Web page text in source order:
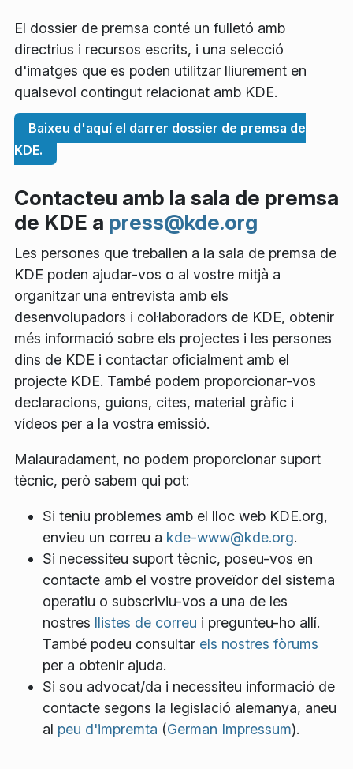
El dossier de premsa conté un fulletó amb
directrius i recursos escrits, i una selecció
d'imatges que es poden utilitzar lliurement en
qualsevol contingut relacionat amb KDE.
Baixeu d'aquí el darrer dossier de premsa de
KDE.
Contacteu amb la sala de premsa
de KDE a press@kde.org
Les persones que treballen a la sala de premsa de
KDE poden ajudar-vos o al vostre mitjà a
organitzar una entrevista amb els
desenvolupadors i col·laboradors de KDE, obtenir
més informació sobre els projectes i les persones
dins de KDE i contactar oficialment amb el
projecte KDE. També podem proporcionar-vos
declaracions, guions, cites, material gràfic i
vídeos per a la vostra emissió.
Malauradament, no podem proporcionar suport
tècnic, però sabem qui pot:
Si teniu problemes amb el lloc web KDE.org,
envieu un correu a kde-www@kde.org.
Si necessiteu suport tècnic, poseu-vos en
contacte amb el vostre proveïdor del sistema
operatiu o subscriviu-vos a una de les
nostres llistes de correu i pregunteu-ho allí.
També podeu consultar els nostres fòrums
per a obtenir ajuda.
Si sou advocat/da i necessiteu informació de
contacte segons la legislació alemanya, aneu
al peu d'impremta (German Impressum).